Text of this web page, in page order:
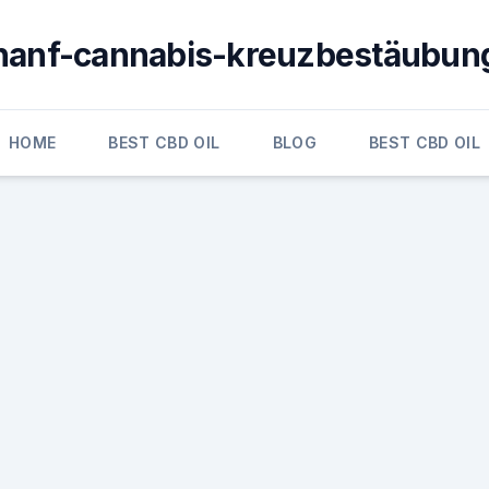
cannabis-
HOME BEST CBD OIL BLOG BEST CBD OIL